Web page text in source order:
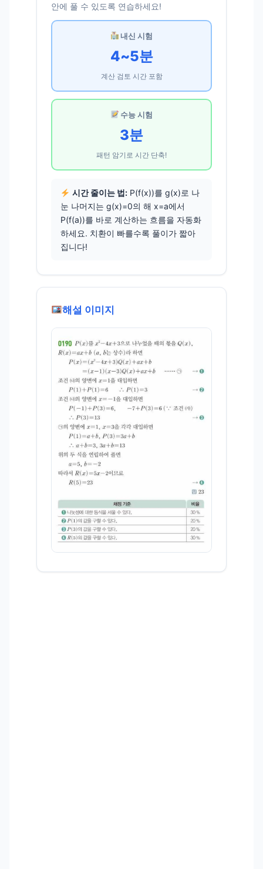
안에 풀 수 있도록 연습하세요!
내신 시험
4~5분
계산 검토 시간 포함
수능 시험
3분
패턴 암기로 시간 단축!
시간 줄이는 법:P(f(x))를 g(x)로 나
눈 나머지는 g(x)=0의 해 x=a에서
P(f(a))를 바로 계산하는 흐름을 자동화
하세요. 치환이 빠를수록 풀이가 짧아
집니다!
해설 이미지